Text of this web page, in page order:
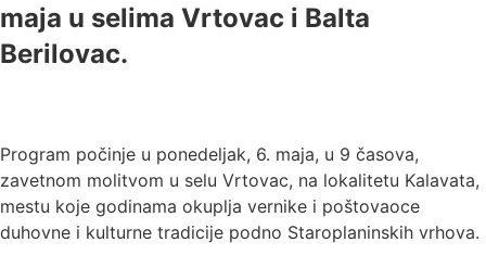
maja u selima Vrtovac i Balta
Berilovac.
Program počinje u ponedeljak, 6. maja, u 9 časova,
zavetnom molitvom u selu Vrtovac, na lokalitetu Kalavata,
mestu koje godinama okuplja vernike i poštovaoce
duhovne i kulturne tradicije podno Staroplaninskih vrhova.